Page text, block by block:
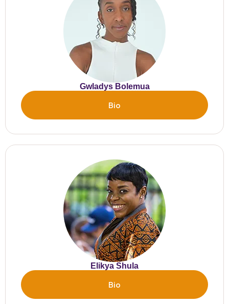
Gwladys Bolemua
Bio
Elikya Shula
Bio